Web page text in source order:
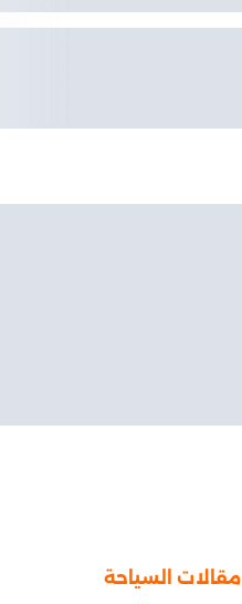
مقالات السياحة